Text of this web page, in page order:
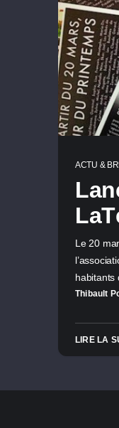
ACTU &
Le 20
habitants
Thibault
LIRE LA